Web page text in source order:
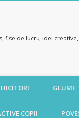
fise de lucru, idei
GLUME
COPII